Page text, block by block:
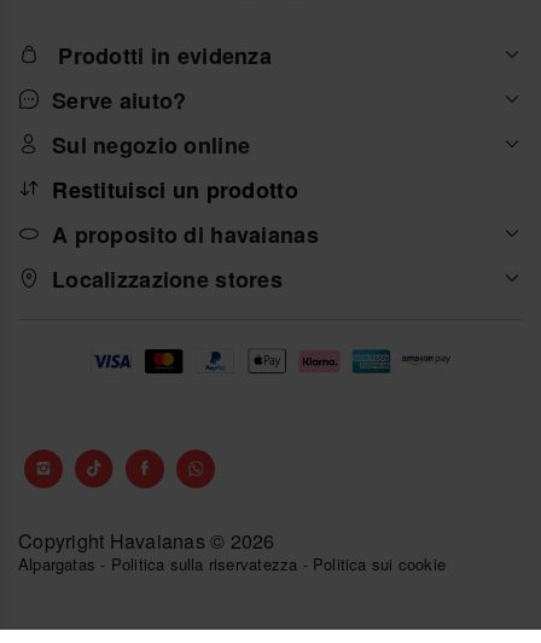
Prodotti in evidenza
Serve aiuto?
Sul negozio online
Restituisci un prodotto
A proposito di havaianas
Localizzazione stores
Copyright Havaianas © 2026
Alpargatas - Politica sulla riservatezza - Politica sui cookie